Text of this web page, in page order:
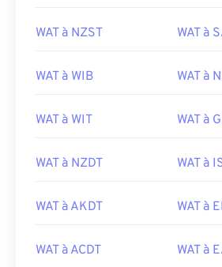
WAT à NZST WAT à
WAT à WIB WAT à
WAT à WIT WAT à
WAT à NZDT WAT à
WAT à AKDT WAT à
WAT à ACDT WAT à